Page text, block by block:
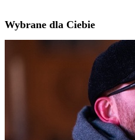
Wybrane dla Ciebie